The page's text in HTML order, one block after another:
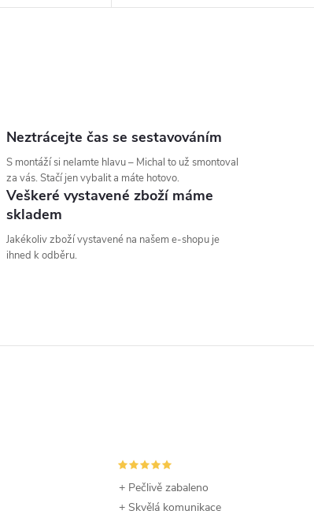
Neztrácejte čas se sestavováním
S montáží si nelamte hlavu – Michal to už smontoval
za vás. Stačí jen vybalit a máte hotovo.
Veškeré vystavené zboží máme
skladem
Jakékoliv zboží vystavené na našem e-shopu je
ihned k odběru.
+ Pečlivě zabaleno
+ Skvělá komunikace